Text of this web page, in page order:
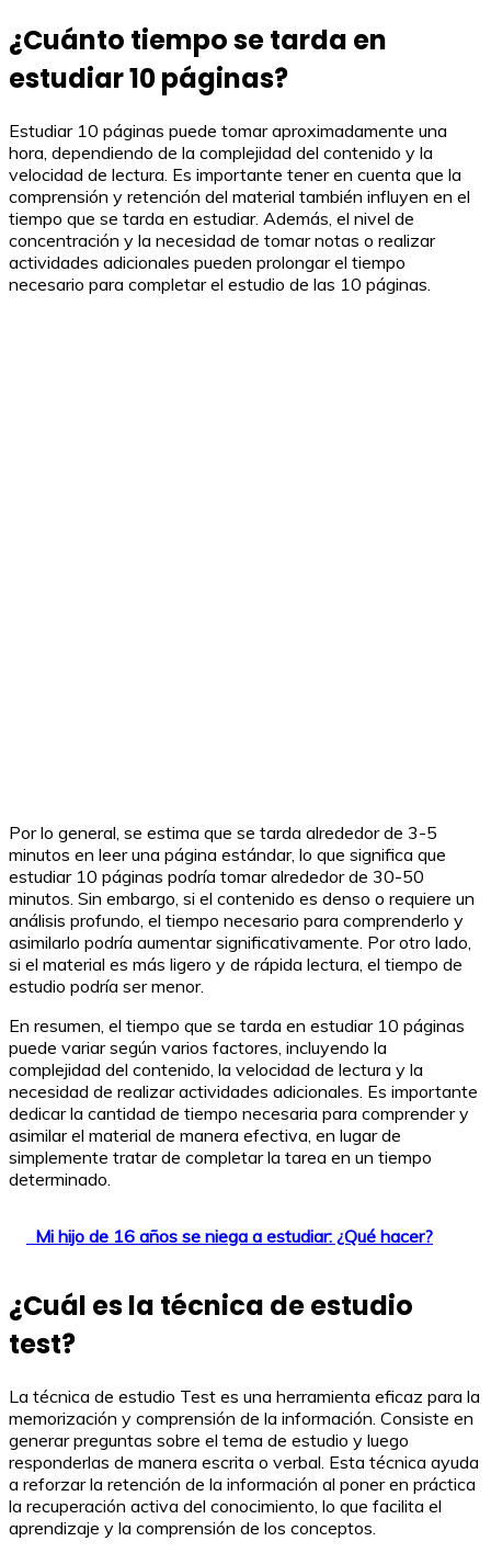
¿Cuánto tiempo se tarda en
estudiar 10 páginas?
Estudiar 10 páginas puede tomar aproximadamente una
hora, dependiendo de la complejidad del contenido y la
velocidad de lectura. Es importante tener en cuenta que la
comprensión y retención del material también influyen en el
tiempo que se tarda en estudiar. Además, el nivel de
concentración y la necesidad de tomar notas o realizar
actividades adicionales pueden prolongar el tiempo
necesario para completar el estudio de las 10 páginas.
Por lo general, se estima que se tarda alrededor de 3-5
minutos en leer una página estándar, lo que significa que
estudiar 10 páginas podría tomar alrededor de 30-50
minutos. Sin embargo, si el contenido es denso o requiere un
análisis profundo, el tiempo necesario para comprenderlo y
asimilarlo podría aumentar significativamente. Por otro lado,
si el material es más ligero y de rápida lectura, el tiempo de
estudio podría ser menor.
En resumen, el tiempo que se tarda en estudiar 10 páginas
puede variar según varios factores, incluyendo la
complejidad del contenido, la velocidad de lectura y la
necesidad de realizar actividades adicionales. Es importante
dedicar la cantidad de tiempo necesaria para comprender y
asimilar el material de manera efectiva, en lugar de
simplemente tratar de completar la tarea en un tiempo
determinado.
Mi hijo de 16 años se niega a estudiar: ¿Qué hacer?
¿Cuál es la técnica de estudio
test?
La técnica de estudio Test es una herramienta eficaz para la
memorización y comprensión de la información. Consiste en
generar preguntas sobre el tema de estudio y luego
responderlas de manera escrita o verbal. Esta técnica ayuda
a reforzar la retención de la información al poner en práctica
la recuperación activa del conocimiento, lo que facilita el
aprendizaje y la comprensión de los conceptos.